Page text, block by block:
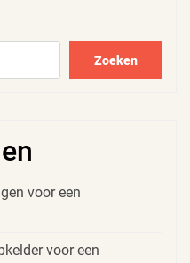
Zoeken
voor een
voor een